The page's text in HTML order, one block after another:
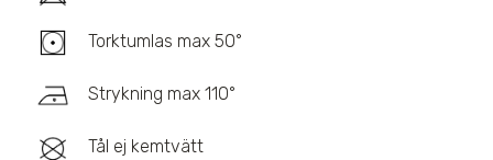
Torktumlas max 50°
Strykning max 110°
Tål ej kemtvätt